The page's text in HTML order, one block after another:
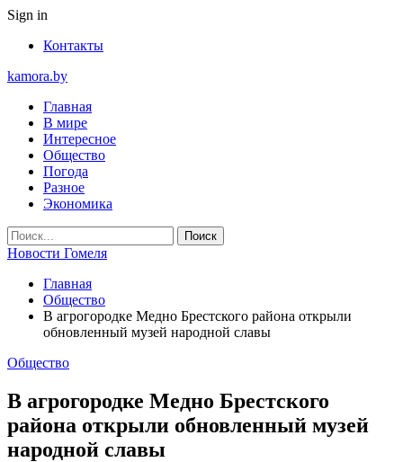
Sign in
Контакты
kamora.by
Главная
В мире
Интересное
Общество
Погода
Разное
Экономика
Новости Гомеля
Главная
Общество
В агрогородке Медно Брестского района открыли
обновленный музей народной славы
Общество
В агрогородке Медно Брестского
района открыли обновленный музей
народной славы